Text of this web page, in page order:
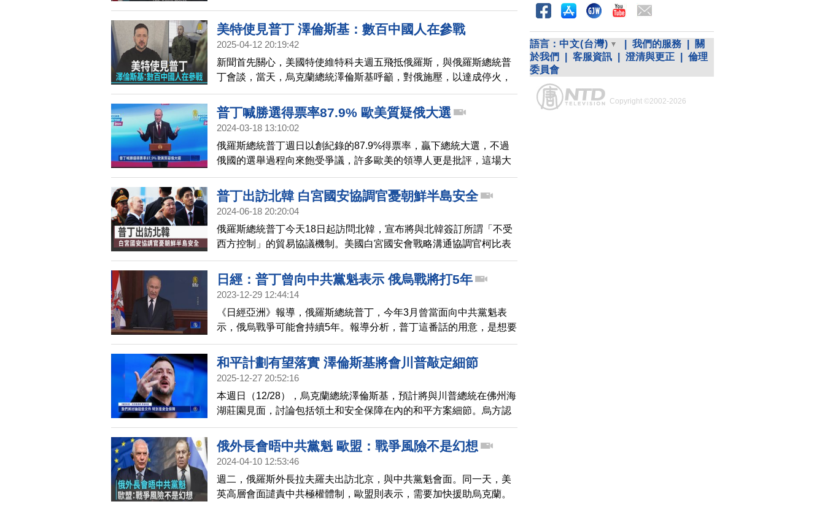
設施，來確保安全。帶您看到白宮記者的報導。
美特使見普丁 澤倫斯基：數百中國人在參戰
2025-04-12 20:19:42
新聞首先關心，美國特使維特科夫週五飛抵俄羅斯，與俄羅斯總統普
丁會談，當天，烏克蘭總統澤倫斯基呼籲，對俄施壓，以達成停火，
同時表示，至少有數百名中國公民加入了俄軍，攻打烏克蘭。
普丁喊勝選得票率87.9% 歐美質疑俄大選
2024-03-18 13:10:02
俄羅斯總統普丁週日以創紀錄的87.9%得票率，贏下總統大選，不過
俄國的選舉過程向來飽受爭議，許多歐美的領導人更是批評，這場大
選既不自由也不公平。
普丁出訪北韓 白宮國安協調官憂朝鮮半島安全
2024-06-18 20:20:04
俄羅斯總統普丁今天18日起訪問北韓，宣布將與北韓簽訂所謂「不受
西方控制」的貿易協議機制。美國白宮國安會戰略溝通協調官柯比表
示，北韓與俄羅斯不斷深化關係，可能將影響朝鮮半島的安全。
日經：普丁曾向中共黨魁表示 俄烏戰將打5年
2023-12-29 12:44:14
《日經亞洲》報導，俄羅斯總統普丁，今年3月曾當面向中共黨魁表
示，俄烏戰爭可能會持續5年。報導分析，普丁這番話的用意，是想要
綑綁中俄關係，要中共不要改變親俄立場。不過《日經亞洲》指出，
從中共過去一些俄方不樂見的行為來看，顯示中共也並非完全相信俄
羅斯，兩者之間依然是互相猜忌。
和平計劃有望落實 澤倫斯基將會川普敲定細節
2025-12-27 20:52:16
本週日（12/28），烏克蘭總統澤倫斯基，預計將與川普總統在佛州海
湖莊園見面，討論包括領土和安全保障在內的和平方案細節。烏方認
為，新年前可以敲定很多內容。與此同時，美俄代表也就最新和平草
案舉行了電話會議。另有俄媒報導，普丁日前曾暗示，他想要的是整
個烏東頓巴斯地區，且願意通過交換領土來實現。
俄外長會晤中共黨魁 歐盟：戰爭風險不是幻想
2024-04-10 12:53:46
週二，俄羅斯外長拉夫羅夫出訪北京，與中共黨魁會面。同一天，美
英高層會面譴責中共極權體制，歐盟則表示，需要加快援助烏克蘭。
語言： 中文(台灣) 我們的服務
關
於我們
客服資訊 澄清與更正
倫理
委員會
Copyright ©2002-2026